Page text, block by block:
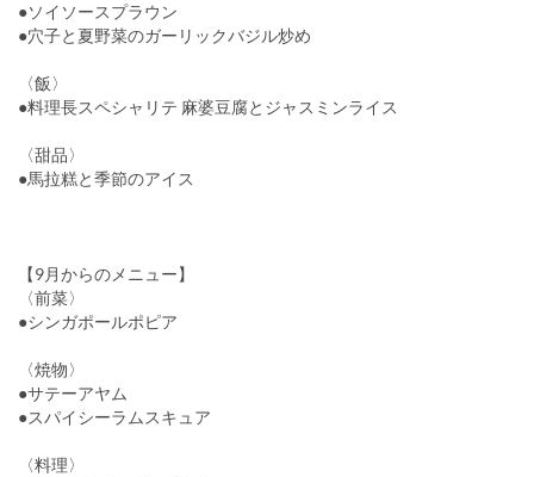
●ソイソースプラウン
●穴子と夏野菜のガーリックバジル炒め
〈飯〉
●料理長スペシャリテ 麻婆豆腐とジャスミンライス
〈甜品〉
●馬拉糕と季節のアイス
【9月からのメニュー】
〈前菜〉
●シンガポールポピア
〈焼物〉
●サテーアヤム
●スパイシーラムスキュア
〈料理〉